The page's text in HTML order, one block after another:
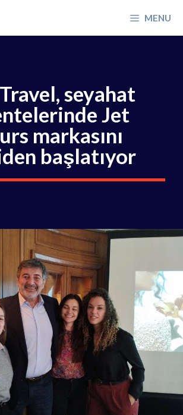
MENU
seyahat
Jet
markasını
başlatıyor